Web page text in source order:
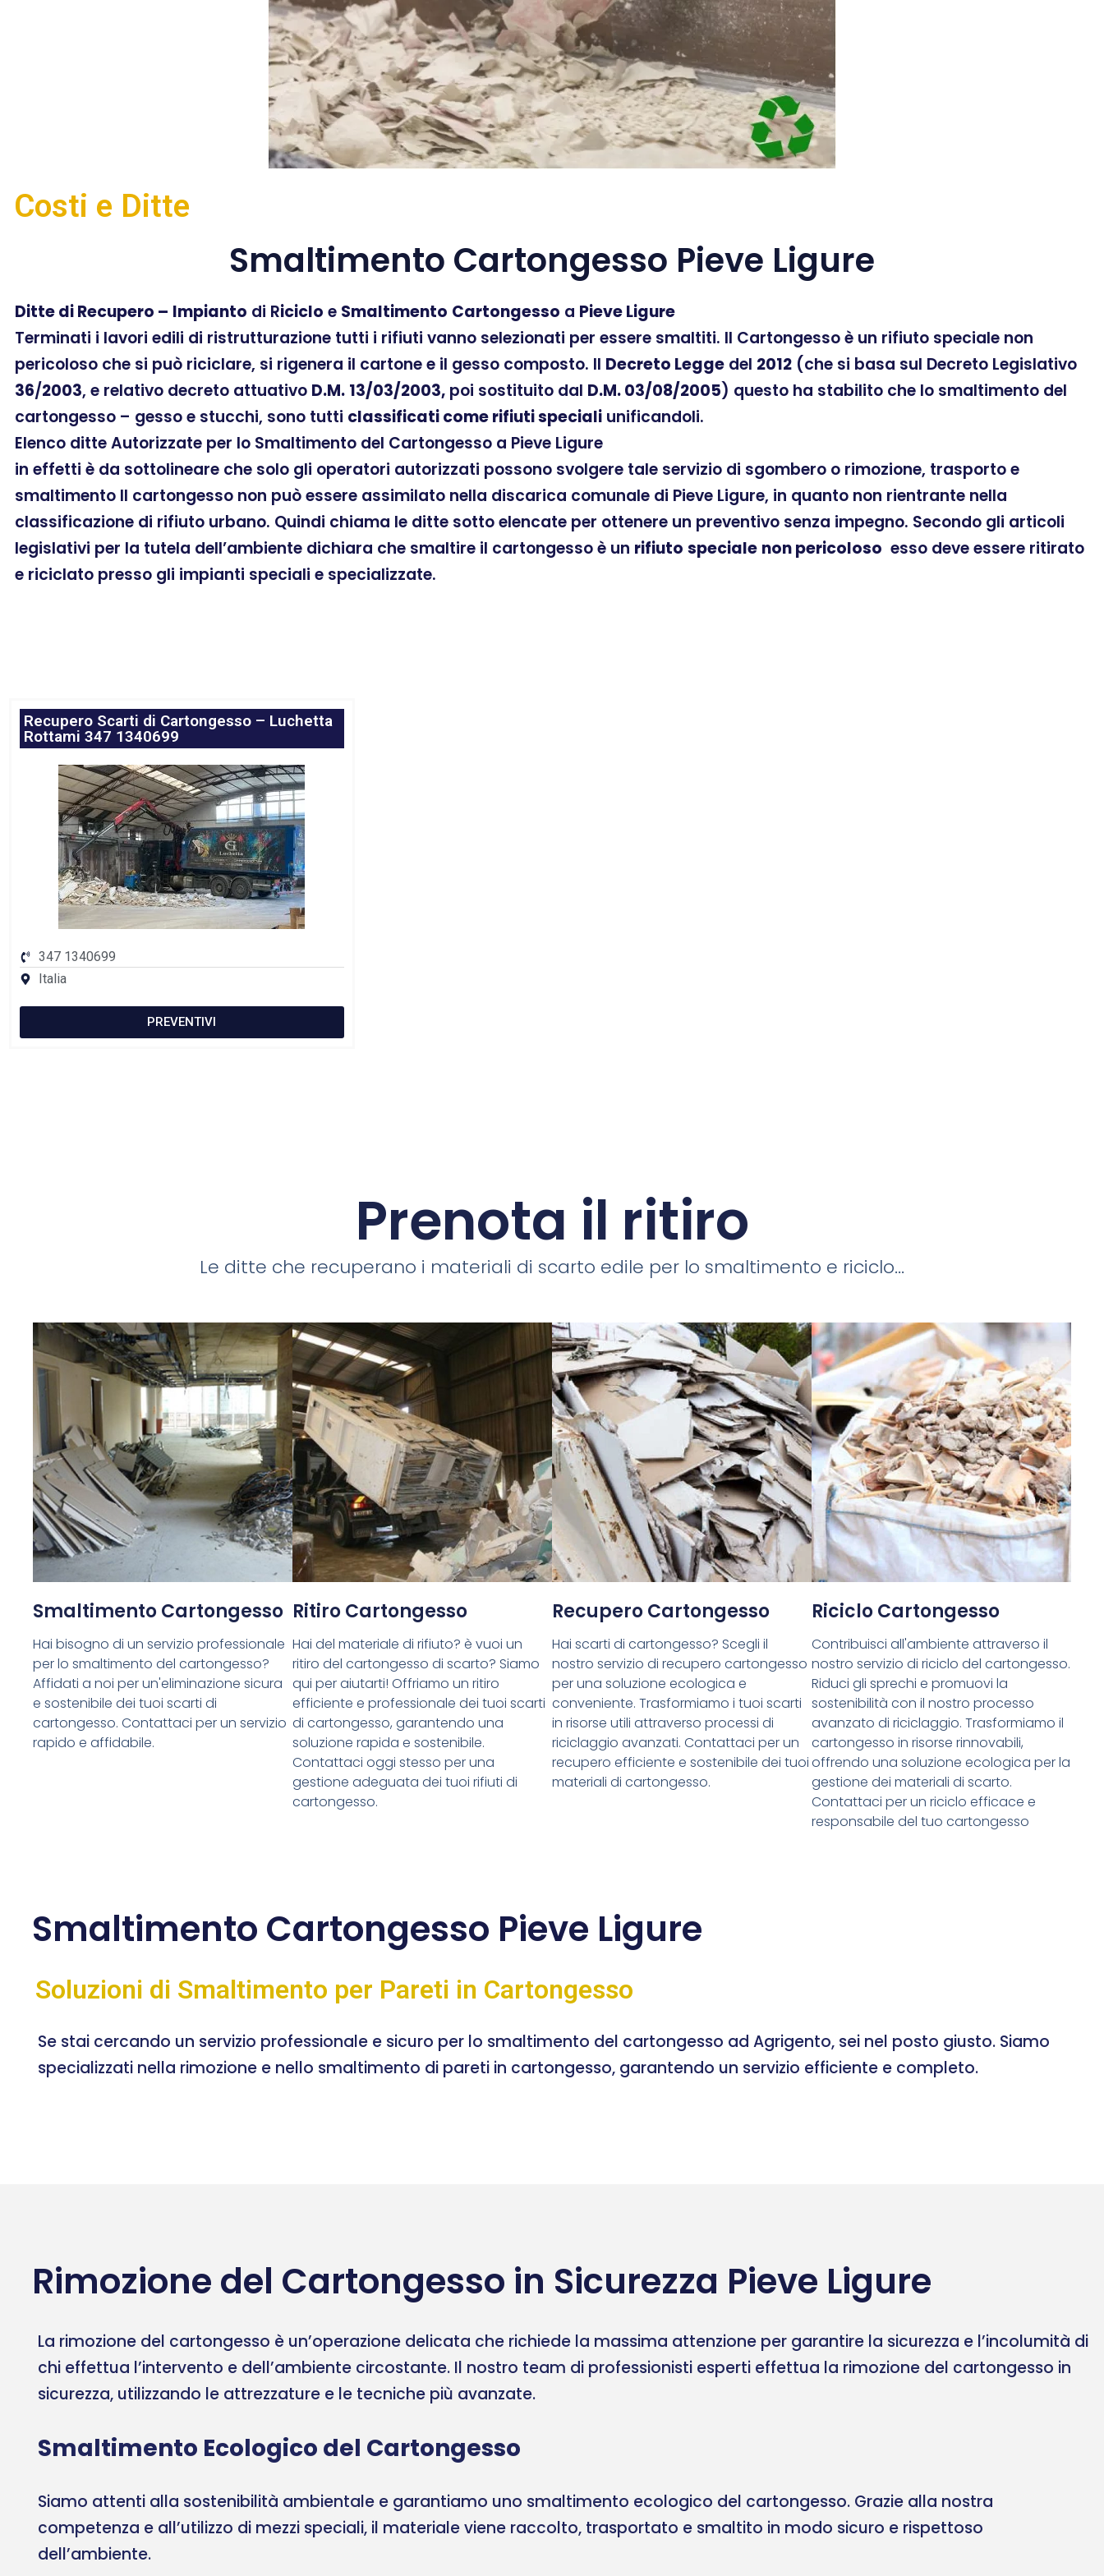
Costi e Ditte
Smaltimento Cartongesso Pieve Ligure
Ditte di Recupero – Impianto di Riciclo e Smaltimento Cartongesso a Pieve Ligure
Terminati i lavori edili di ristrutturazione tutti i rifiuti vanno selezionati per essere smaltiti. Il Cartongesso è un rifiuto speciale non
pericoloso che si può riciclare, si rigenera il cartone e il gesso composto. Il Decreto Legge del 2012 (che si basa sul Decreto Legislativo
36/2003, e relativo decreto attuativo D.M. 13/03/2003, poi sostituito dal D.M. 03/08/2005) questo ha stabilito che lo smaltimento del
cartongesso – gesso e stucchi, sono tutti classificati come rifiuti speciali unificandoli.
Elenco ditte Autorizzate per lo Smaltimento del Cartongesso a Pieve Ligure
in effetti è da sottolineare che solo gli operatori autorizzati possono svolgere tale servizio di sgombero o rimozione, trasporto e
smaltimento Il cartongesso non può essere assimilato nella discarica comunale di Pieve Ligure, in quanto non rientrante nella
classificazione di rifiuto urbano. Quindi chiama le ditte sotto elencate per ottenere un preventivo senza impegno. Secondo gli articoli
legislativi per la tutela dell’ambiente dichiara che smaltire il cartongesso è un rifiuto speciale non pericoloso esso deve essere ritirato
e riciclato presso gli impianti speciali e specializzate.
Recupero Scarti di Cartongesso – Luchetta
Rottami 347 1340699
347 1340699
Italia
PREVENTIVI
Prenota il ritiro
Le ditte che recuperano i materiali di scarto edile per lo smaltimento e riciclo...
Smaltimento Cartongesso
Hai bisogno di un servizio professionale
per lo smaltimento del cartongesso?
Affidati a noi per un'eliminazione sicura
e sostenibile dei tuoi scarti di
cartongesso. Contattaci per un servizio
rapido e affidabile.
Ritiro Cartongesso
Hai del materiale di rifiuto? è vuoi un
ritiro del cartongesso di scarto? Siamo
qui per aiutarti! Offriamo un ritiro
efficiente e professionale dei tuoi scarti
di cartongesso, garantendo una
soluzione rapida e sostenibile.
Contattaci oggi stesso per una
gestione adeguata dei tuoi rifiuti di
cartongesso.
Recupero Cartongesso
Hai scarti di cartongesso? Scegli il
nostro servizio di recupero cartongesso
per una soluzione ecologica e
conveniente. Trasformiamo i tuoi scarti
in risorse utili attraverso processi di
riciclaggio avanzati. Contattaci per un
recupero efficiente e sostenibile dei tuoi
materiali di cartongesso.
Riciclo Cartongesso
Contribuisci all'ambiente attraverso il
nostro servizio di riciclo del cartongesso.
Riduci gli sprechi e promuovi la
sostenibilità con il nostro processo
avanzato di riciclaggio. Trasformiamo il
cartongesso in risorse rinnovabili,
offrendo una soluzione ecologica per la
gestione dei materiali di scarto.
Contattaci per un riciclo efficace e
responsabile del tuo cartongesso
Smaltimento Cartongesso Pieve Ligure
Soluzioni di Smaltimento per Pareti in Cartongesso
Se stai cercando un servizio professionale e sicuro per lo smaltimento del cartongesso ad Agrigento, sei nel posto giusto. Siamo
specializzati nella rimozione e nello smaltimento di pareti in cartongesso, garantendo un servizio efficiente e completo.
Rimozione del Cartongesso in Sicurezza Pieve Ligure
La rimozione del cartongesso è un’operazione delicata che richiede la massima attenzione per garantire la sicurezza e l’incolumità di
chi effettua l’intervento e dell’ambiente circostante. Il nostro team di professionisti esperti effettua la rimozione del cartongesso in
sicurezza, utilizzando le attrezzature e le tecniche più avanzate.
Smaltimento Ecologico del Cartongesso
Siamo attenti alla sostenibilità ambientale e garantiamo uno smaltimento ecologico del cartongesso. Grazie alla nostra
competenza e all’utilizzo di mezzi speciali, il materiale viene raccolto, trasportato e smaltito in modo sicuro e rispettoso
dell’ambiente.